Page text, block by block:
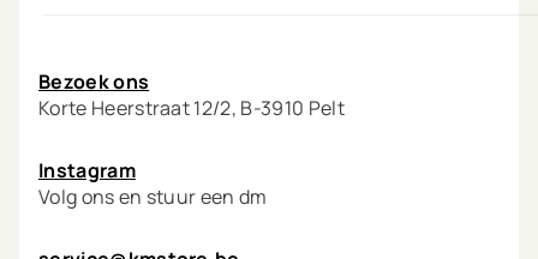
Bezoek ons
Korte Heerstraat 12/2, B-3910 Pelt
Instagram
Volg ons en stuur een dm